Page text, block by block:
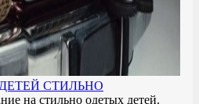
СТИЛЬНО
на стильно одетых детей.